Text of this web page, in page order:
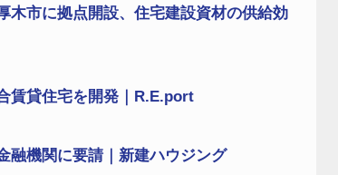
木市に拠点開設、住宅建設資材の供給効
賃貸住宅を開発｜R.E.port
融機関に要請｜新建ハウジング